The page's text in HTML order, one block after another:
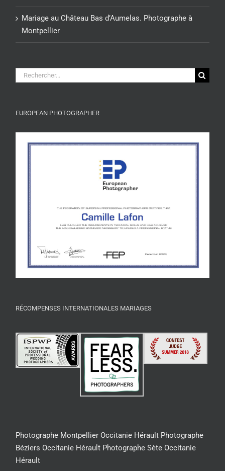
Mariage au Château Bas d’Aumelas. Photographe à
Montpellier
Rechercher:
EUROPEAN PHOTOGRAPHER
RÉCOMPENSES INTERNATIONALES MARIAGES
Photographe Montpellier Occitanie Hérault Photographe
Béziers Occitanie Hérault Photographe Sète Occitanie
Hérault